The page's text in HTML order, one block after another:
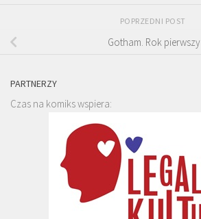
POPRZEDNI POST
Gotham. Rok pierwszy
PARTNERZY
Czas na komiks wspiera: